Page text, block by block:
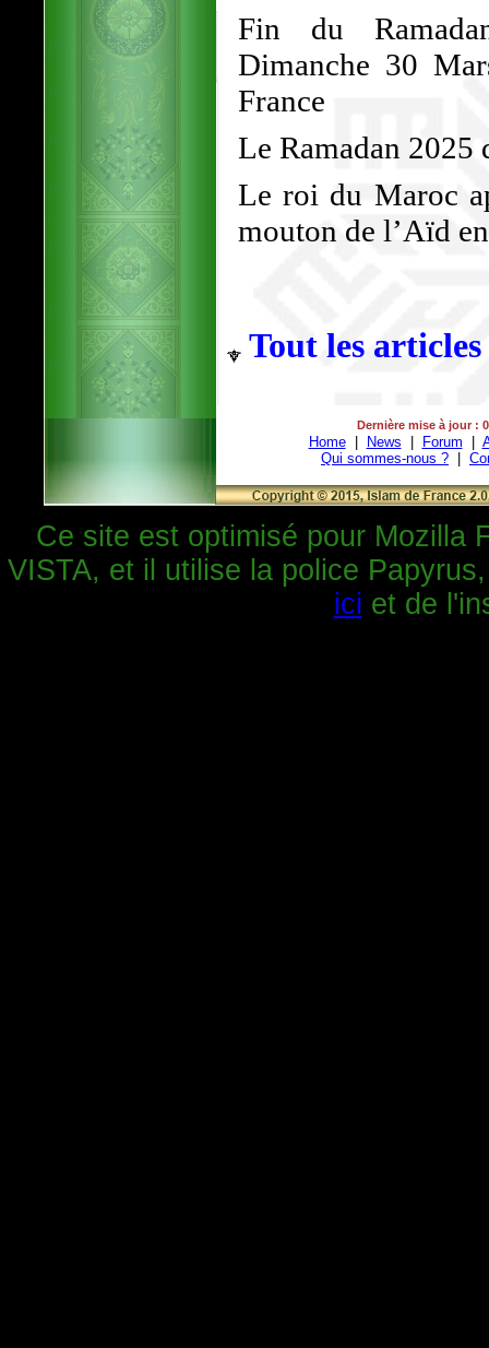
Fin du
Dimanche 30
France
Le Ramadan 2025
Le roi du Maroc
mouton de l’Aïd
Tout les articles
Dernière mise à jour :
Home| News Forum
Qui sommes-nous ?
Ce site est optimisé pour Mozilla
VISTA, et il utilise la police
ici et de